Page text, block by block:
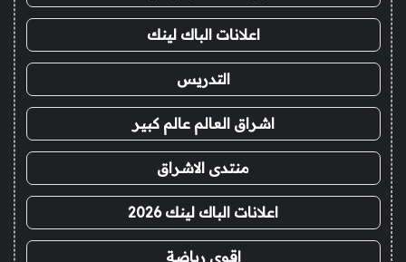
اعلانات الباك لينك
التدريس
اشراق العالم عالم كبير
منتدى الاشراق
اعلانات الباك لينك 2026
اقوى رياضة